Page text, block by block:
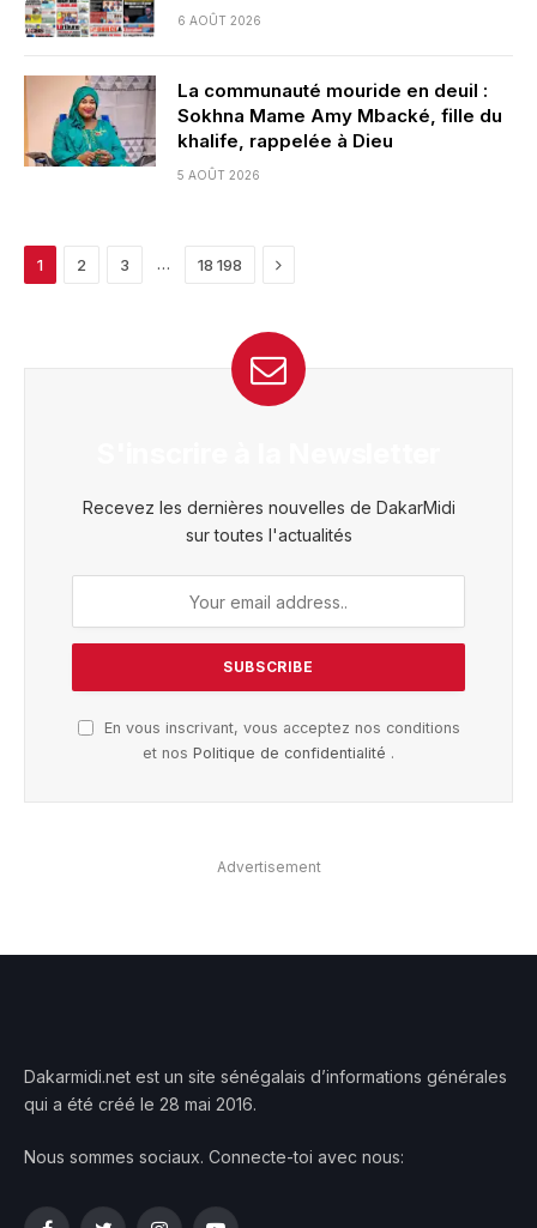
6 AOÛT 2026
La communauté mouride en deuil :
Sokhna Mame Amy Mbacké, fille du
khalife, rappelée à Dieu
5 AOÛT 2026
1 2 3 … 18 198 Next
Recevez les dernières nouvelles de DakarMidi
sur toutes l'actualités
En vous inscrivant, vous acceptez nos conditions
et nos Politique de confidentialité .
Advertisement
Dakarmidi.net est un site sénégalais d’informations générales
qui a été créé le 28 mai 2016.
Nous sommes sociaux. Connecte-toi avec nous: